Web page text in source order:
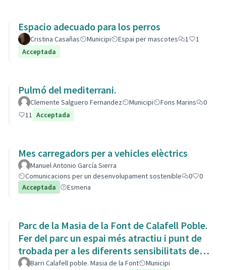
Espacio adecuado para los perros
Cristina Casañas Municipi Espai per mascotes 1
1
Acceptada
Pulmó del mediterrani.
Clemente Salguero Fernandez Municipi Fons Marins
0
11 Acceptada
Mes carregadors per a vehicles elèctrics
Manuel Antonio García Sierra
Comunicacions per un desenvolupament sostenible
0
0
Acceptada
Esmena
Parc de la Masia de la Font de Calafell Poble.
Fer del parc un espai més atractiu i punt de
trobada per a les diferents sensibilitats del
barri.Barri Calafell poble. Masia de la Font
Municipi